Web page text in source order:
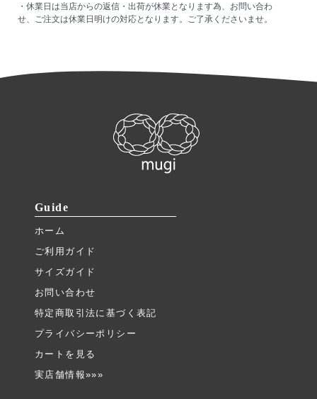
・休業日は当店からの返信・出荷が休業となります為、お問い合わ
せ、ご注文は休業日明けの対応となります。ご了承くださいませ。
Guide
ホーム
ご利用ガイド
サイズガイド
お問い合わせ
特定商取引法に基づく表記
プライバシーポリシー
カートを見る
実店舗情報»»»